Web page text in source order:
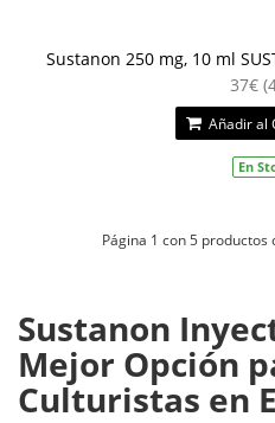
Sustanon 250 mg, 10 ml
37€
Añadir al
En
Página 1 con 5 productos
Sustanon
Mejor Opción
Culturistas en